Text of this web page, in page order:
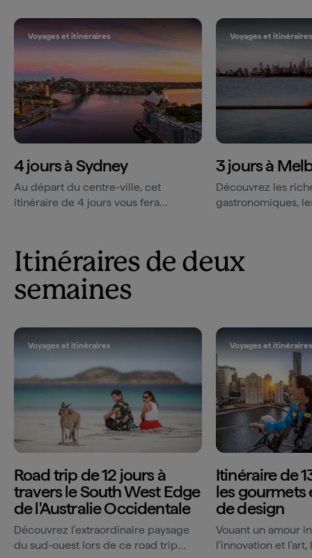
Voyages et itinéraires
4 jours à Sydney
Au départ du centre-ville, cet
itinéraire de 4 jours vous fera
plages...
Voyages et itinéraires
3 jours à
Découvrez les
gastronomiques,
Itinéraires de deux
semaines
Voyages et itinéraires
Road trip de 12 jours à
travers le South West Edge
de l'Australie Occidentale
Découvrez l'extraordinaire paysage
du sud-ouest lors de ce road trip
Voyages et itinéraires
Itinéraire de
les gourmets
de design
Vouant un amour
l'innovation et l'art,